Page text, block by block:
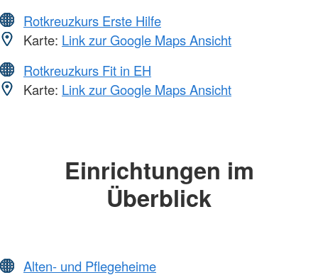
Rotkreuzkurs Erste Hilfe
Karte: Link zur Google Maps Ansicht
Rotkreuzkurs Fit in EH
Karte: Link zur Google Maps Ansicht
Einrichtungen im
Überblick
Alten- und Pflegeheime